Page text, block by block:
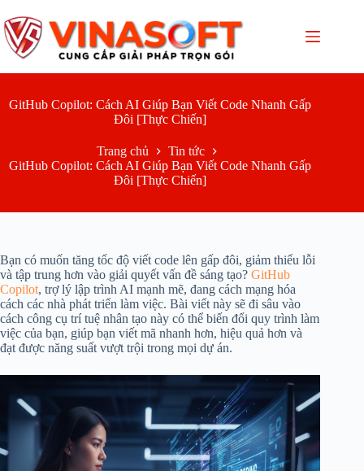
đến
phần
nội
GitHub Copilot: Cách AI Giúp Bạn Viết Code Nhanh Gấp
Đôi [Thực Chiến]
Trang chủ
Tin tức
GitHub Copilot: Cách AI Giúp Bạn Viết Code Nhanh Gấp
Đôi [Thực Chiến]
Bạn có muốn tăng tốc độ viết code lên gấp đôi, giảm thiểu lỗi
và tập trung hơn vào giải quyết vấn đề sáng tạo? GitHub
Copilot, trợ lý lập trình AI mạnh mẽ, đang cách mạng hóa
cách các nhà phát triển làm việc. Bài viết này sẽ đi sâu vào
cách công cụ trí tuệ nhân tạo này có thể biến đổi quy trình làm
việc của bạn, giúp bạn viết mã nhanh hơn, hiệu quả hơn và
đạt được năng suất vượt trội trong mọi dự án.